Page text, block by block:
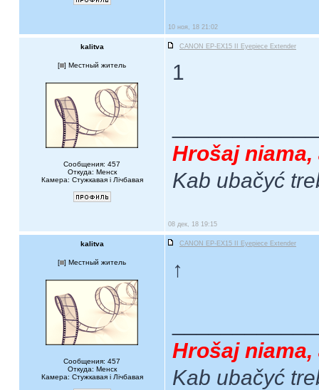
10 ноя, 18 21:02
kalitva CANON EP-EX15 II Eyepiece Extender
[ ] Местный житель
Сообщения: 457
Откуда: Менск
Камера: Стужкавая i Лічбавая
1
Hrošaj
Kab ubačyć
08 дек, 18 19:15
kalitva CANON EP-EX15 II Eyepiece Extender
[ ] Местный житель
Сообщения: 457
Откуда: Менск
Камера: Стужкавая i Лічбавая
↑
Hrošaj
Kab ubačyć